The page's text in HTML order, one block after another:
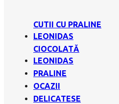
CUTII CU PRALINE
LEONIDAS
CIOCOLATĂ
LEONIDAS
PRALINE
OCAZII
DELICATESE